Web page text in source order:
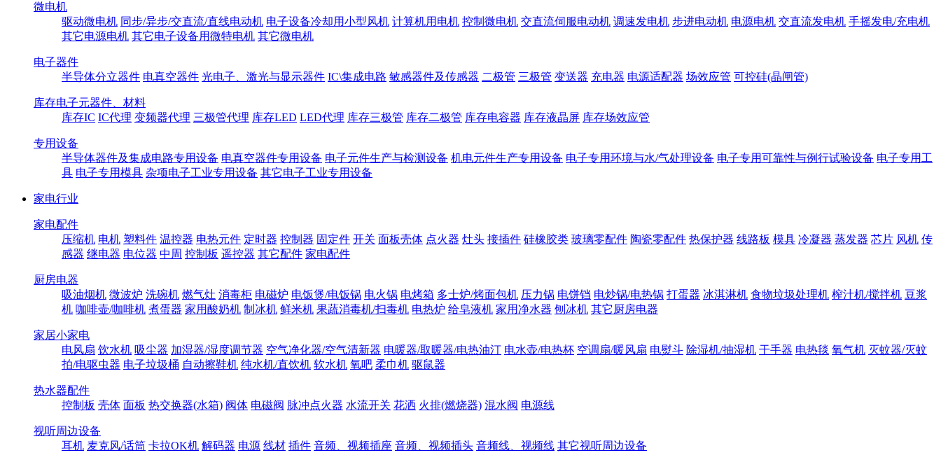
微电机
驱动微电机 同步/异步/交直流/直线电动机 电子设备冷却用小型风机 计算机用电机 控制微电机 交直流伺服电动机 调速发电机 步进电动机 电源电机 交直流发电机 手摇发电/充电机
其它电源电机 其它电子设备用微特电机 其它微电机
电子器件
半导体分立器件 电真空器件 光电子、激光与显示器件 IC\集成电路 敏感器件及传感器 二极管 三极管 变送器 充电器 电源适配器 场效应管 可控硅(晶闸管)
库存电子元器件、材料
库存IC IC代理 变频器代理 三极管代理 库存LED LED代理 库存三极管 库存二极管 库存电容器 库存液晶屏 库存场效应管
专用设备
半导体器件及集成电路专用设备 电真空器件专用设备 电子元件生产与检测设备 机电元件生产专用设备 电子专用环境与水/气处理设备 电子专用可靠性与例行试验设备 电子专用工
具 电子专用模具 杂项电子工业专用设备 其它电子工业专用设备
家电行业
家电配件
压缩机 电机 塑料件 温控器 电热元件 定时器 控制器 固定件 开关 面板壳体 点火器 灶头 接插件 硅橡胶类 玻璃零配件 陶瓷零配件 热保护器 线路板 模具 冷凝器 蒸发器 芯片 风机 传
感器 继电器 电位器 中周 控制板 遥控器 其它配件 家电配件
厨房电器
吸油烟机 微波炉 洗碗机 燃气灶 消毒柜 电磁炉 电饭煲/电饭锅 电火锅 电烤箱 多士炉/烤面包机 压力锅 电饼铛 电炒锅/电热锅 打蛋器 冰淇淋机 食物垃圾处理机 榨汁机/搅拌机 豆浆
机 咖啡壶/咖啡机 煮蛋器 家用酸奶机 制冰机 鲜米机 果蔬消毒机/扫毒机 电热炉 给皂液机 家用净水器 刨冰机 其它厨房电器
家居小家电
电风扇 饮水机 吸尘器 加湿器/湿度调节器 空气净化器/空气清新器 电暖器/取暖器/电热油汀 电水壶/电热杯 空调扇/暖风扇 电熨斗 除湿机/抽湿机 干手器 电热毯 氧气机 灭蚊器/灭蚊
拍/电驱虫器 电子垃圾桶 自动擦鞋机 纯水机/直饮机 软水机 氧吧 柔巾机 驱鼠器
热水器配件
控制板 壳体 面板 热交换器(水箱) 阀体 电磁阀 脉冲点火器 水流开关 花洒 火排(燃烧器) 混水阀 电源线
视听周边设备
耳机 麦克风/话筒 卡拉OK机 解码器 电源 线材 插件 音频、视频插座 音频、视频插头 音频线、视频线 其它视听周边设备